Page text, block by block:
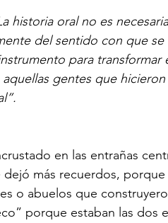
historia oral no es
del sentido con que
para
gentes que
en las entrañas
más recuerdos,
o abuelos que
porque estaban las dos